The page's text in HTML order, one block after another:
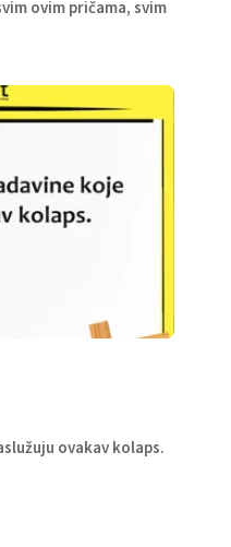
ovim pričama, svim
ovakav kolaps.